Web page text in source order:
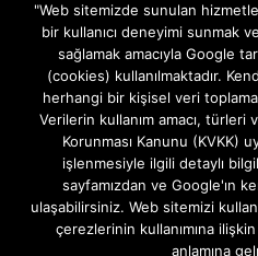
Gizlilik ve Çerezler (Cookies)
Hakkımızda
İletişim Kanalları
MODEM KURULUM
TEKNİK DESTEK
TELEVİZYON SİSTEMLERİ
"Web sitemizde sunulan
bir kullanıcı deneyimi sunmak
sağlamak amacıyla Google
(cookies) kullanılmaktadır.
herhangi bir kişisel veri
Verilerin kullanım amacı, türleri
Korunması Kanunu (KVKK)
işlenmesiyle ilgili detaylı
sayfamızdan ve Google'ın
ulaşabilirsiniz. Web sitemizi
çerezlerinin kullanımına
anlamına